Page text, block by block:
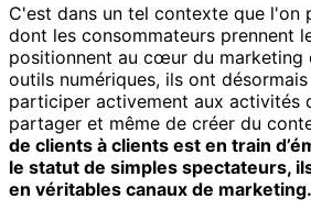
C'est dans un tel contexte que l'on
dont les consommateurs prennent
positionnent au cœur du marketing
outils numériques, ils ont
participer activement aux activités
partager et même de créer du
de clients à clients est en train
le statut de simples spectateurs,
en véritables canaux de marketing.